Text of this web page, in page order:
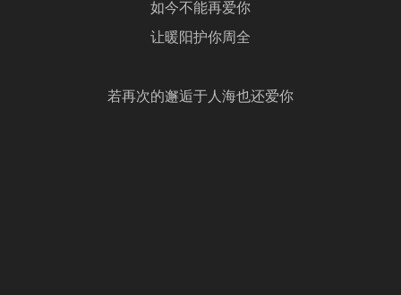
如今不能再爱你
让暖阳护你周全
若再次的邂逅于人海也还爱你